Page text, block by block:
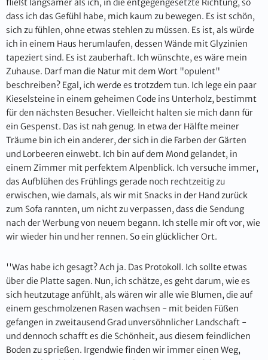
fließt langsamer als ich, in die entgegengesetzte Richtung, so
dass ich das Gefühl habe, mich kaum zu bewegen. Es ist schön,
sich zu fühlen, ohne etwas stehlen zu müssen. Es ist, als würde
ich in einem Haus herumlaufen, dessen Wände mit Glyzinien
tapeziert sind. Es ist zauberhaft. Ich wünschte, es wäre mein
Zuhause. Darf man die Natur mit dem Wort "opulent"
beschreiben? Egal, ich werde es trotzdem tun. Ich lege ein paar
Kieselsteine in einem geheimen Code ins Unterholz, bestimmt
für den nächsten Besucher. Vielleicht halten sie mich dann für
ein Gespenst. Das ist nah genug. In etwa der Hälfte meiner
Träume bin ich ein anderer, der sich in die Farben der Gärten
und Lorbeeren einwebt. Ich bin auf dem Mond gelandet, in
einem Zimmer mit perfektem Alpenblick. Ich versuche immer,
das Aufblühen des Frühlings gerade noch rechtzeitig zu
erwischen, wie damals, als wir mit Snacks in der Hand zurück
zum Sofa rannten, um nicht zu verpassen, dass die Sendung
nach der Werbung von neuem begann. Ich stelle mir oft vor, wie
wir wieder hin und her rennen. So ein glücklicher Ort.
''Was habe ich gesagt? Ach ja. Das Protokoll. Ich sollte etwas
über die Platte sagen. Nun, ich schätze, es geht darum, wie es
sich heutzutage anfühlt, als wären wir alle wie Blumen, die auf
einem geschmolzenen Rasen wachsen - mit beiden Füßen
gefangen in zweitausend Grad unversöhnlicher Landschaft -
und dennoch schafft es die Schönheit, aus diesem feindlichen
Boden zu sprießen. Irgendwie finden wir immer einen Weg,